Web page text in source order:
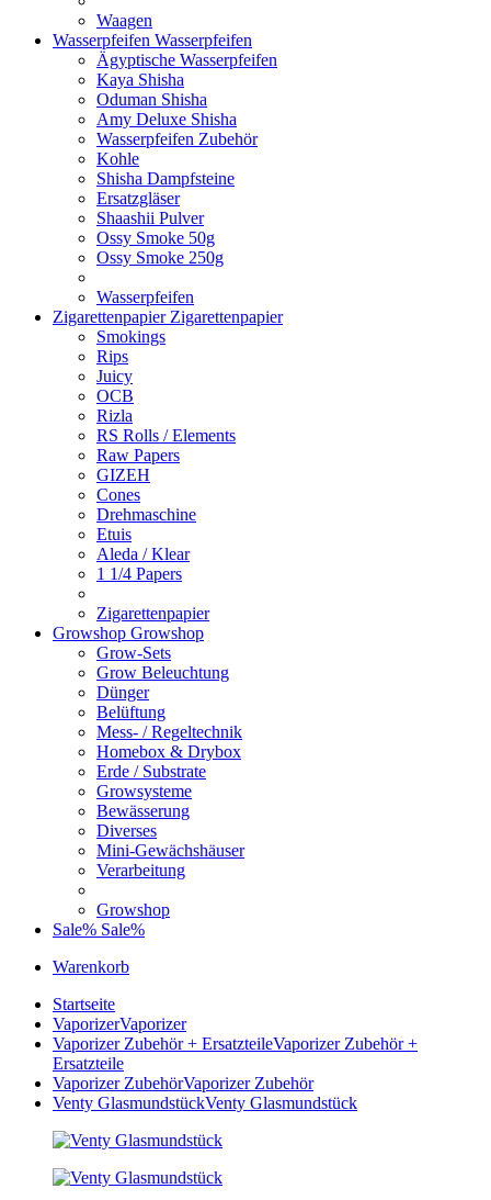
Waagen
Wasserpfeifen Wasserpfeifen
Ägyptische Wasserpfeifen
Kaya Shisha
Oduman Shisha
Amy Deluxe Shisha
Wasserpfeifen Zubehör
Kohle
Shisha Dampfsteine
Ersatzgläser
Shaashii Pulver
Ossy Smoke 50g
Ossy Smoke 250g
Wasserpfeifen
Zigarettenpapier Zigarettenpapier
Smokings
Rips
Juicy
OCB
Rizla
RS Rolls / Elements
Raw Papers
GIZEH
Cones
Drehmaschine
Etuis
Aleda / Klear
1 1/4 Papers
Zigarettenpapier
Growshop Growshop
Grow-Sets
Grow Beleuchtung
Dünger
Belüftung
Mess- / Regeltechnik
Homebox & Drybox
Erde / Substrate
Growsysteme
Bewässerung
Diverses
Mini-Gewächshäuser
Verarbeitung
Growshop
Sale% Sale%
Warenkorb
Startseite
VaporizerVaporizer
Vaporizer Zubehör + ErsatzteileVaporizer Zubehör +
Ersatzteile
Vaporizer ZubehörVaporizer Zubehör
Venty GlasmundstückVenty Glasmundstück